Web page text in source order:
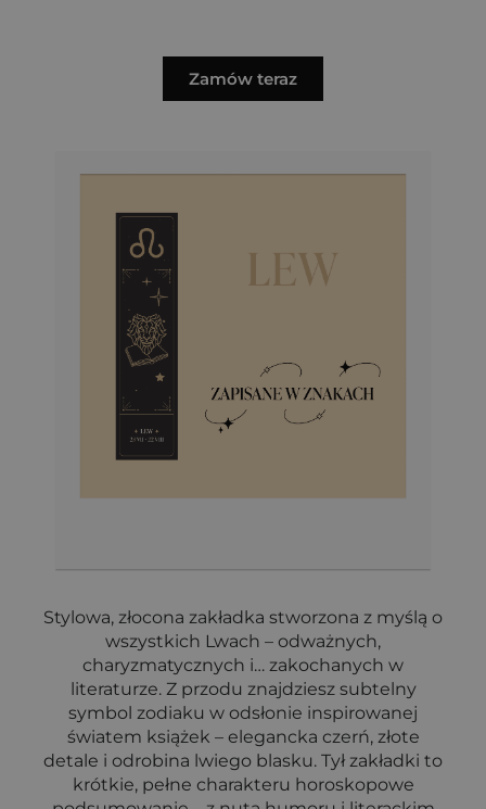
Zamów teraz
Stylowa, złocona zakładka stworzona z myślą o
wszystkich Lwach – odważnych,
charyzmatycznych i… zakochanych w
literaturze. Z przodu znajdziesz subtelny
symbol zodiaku w odsłonie inspirowanej
światem książek – elegancka czerń, złote
detale i odrobina lwiego blasku. Tył zakładki to
krótkie, pełne charakteru horoskopowe